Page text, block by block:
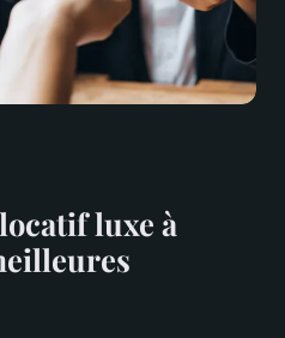
luxe à